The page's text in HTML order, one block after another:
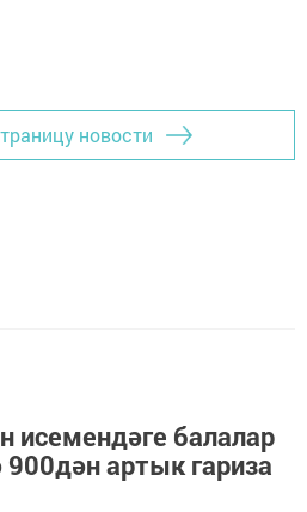
новости
исемендәге балалар
артык гариза